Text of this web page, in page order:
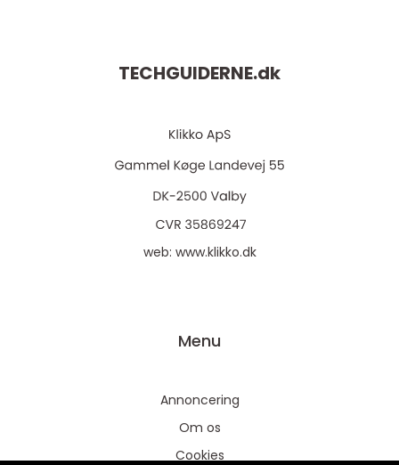
TECHGUIDERNE.dk
web: www.klikko.dk
Menu
Annoncering
Om os
Cookies